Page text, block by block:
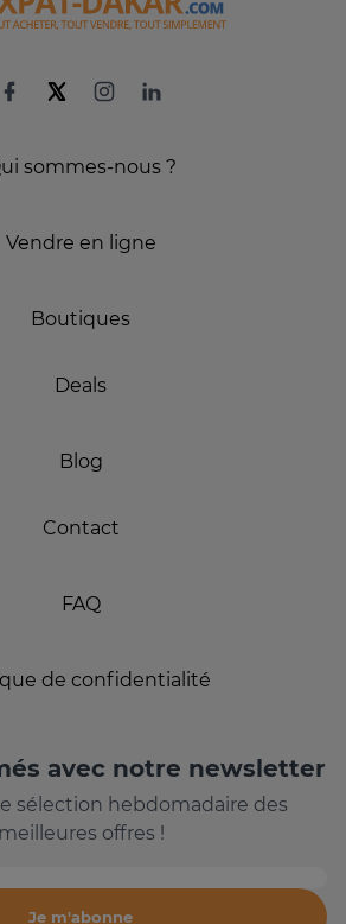
sommes-nous ?
Vendre en ligne
Boutiques
Deals
Blog
Contact
FAQ
de confidentialité
avec notre newsletter
sélection hebdomadaire des
meilleures offres !
Je m'abonne